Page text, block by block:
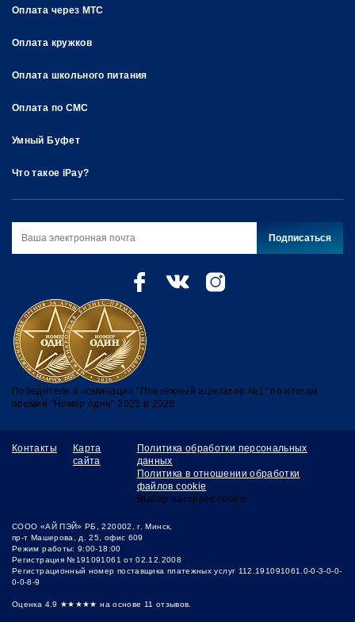
Оплата через МТС
Оплата кружков
Оплата школьного питания
Оплата по СМС
Умный Буфет
Что такое iPay?
Подписаться
Победитель в номинации "Платежный агрегатор №1" по итогам
премии "Номер один" 2025 и 2026
СООО «АЙ ПЭЙ» РБ, 220002, г. Минск,
пр-т Машерова, д. 25, офис 609
Режим работы: 9:00-18:00
Регистрация №191091061 от 02.12.2008
Регистрационный номер поставщика платежных услуг 112.191091061.0-0-3-0-0-
0-0-8-9
Оценка 4.9 ★★★★★ на основе 11 отзывов.
Контакты
Карта
сайта
Политика обработки персональных
данных
Политика в отношении обработки
файлов cookie
Выбор настроек сookie